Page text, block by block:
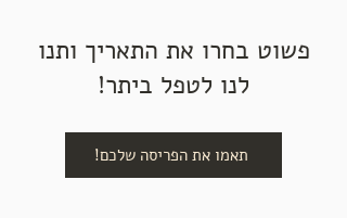
פשוט בחרו את התאריך ותנו
לנו לטפל ביתר!
תאמו את הפריסה שלכם!